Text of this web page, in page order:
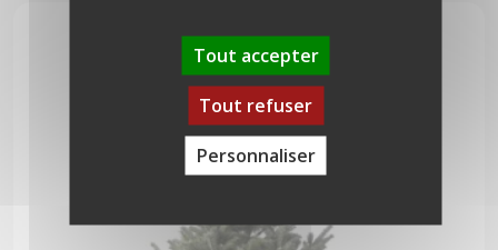
Tout accepter
Tout refuser
Personnaliser